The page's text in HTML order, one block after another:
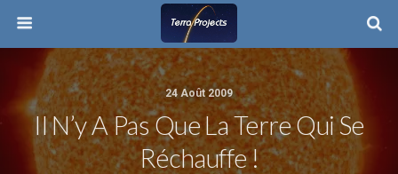
24 Août 2009
Il N’y A Pas Que La Terre Qui Se
Réchauffe !